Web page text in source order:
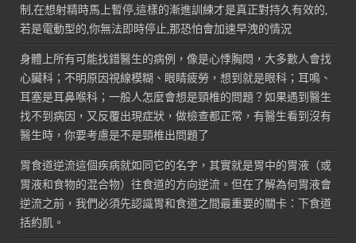
制,在想射精時馬上暫停,這樣的漸進訓練才是真正對持久有效的,
若是電動型的,你無法即時停止,那恐怕會加速早洩的情況
身體上所有可能找錯醫生的病例，像是心悸胸悶，大多數人會找
心臟科；不明原因視線模糊、眼睛疲勞，想到就是眼科；耳鳴、
耳塞是耳鼻喉科；一般人怎麼會想是頸椎的問題？如果遇到醫生
找不到病因，又反覆出現症狀，做檢查都正常，有醫生看到沒有
醫生時，你要考慮是不是頸椎出問題了
胃食道逆流這個疾病就如同它的名字，其實就是胃中的胃液（或
胃液和食物的混合物）往食道的方向逆流。但在了解為何胃液會
逆流之前，我們必須先認識胃和食道之間最重要的關卡：下食道
括約肌。